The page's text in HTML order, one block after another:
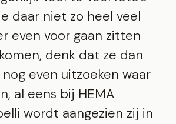
daar niet zo heel veel
even voor gaan zitten
denk dat ze dan
even uitzoeken waar
al eens bij HEMA
wordt aangezien zij in